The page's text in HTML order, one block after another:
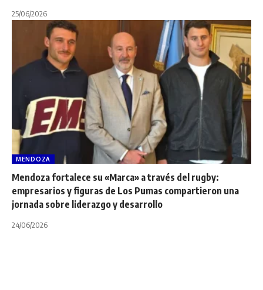
25/06/2026
MENDOZA
Mendoza fortalece su «Marca» a través del rugby:
empresarios y figuras de Los Pumas compartieron una
jornada sobre liderazgo y desarrollo
24/06/2026